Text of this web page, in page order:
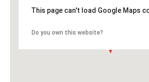
This page can't load Google Maps
Do you own this website?